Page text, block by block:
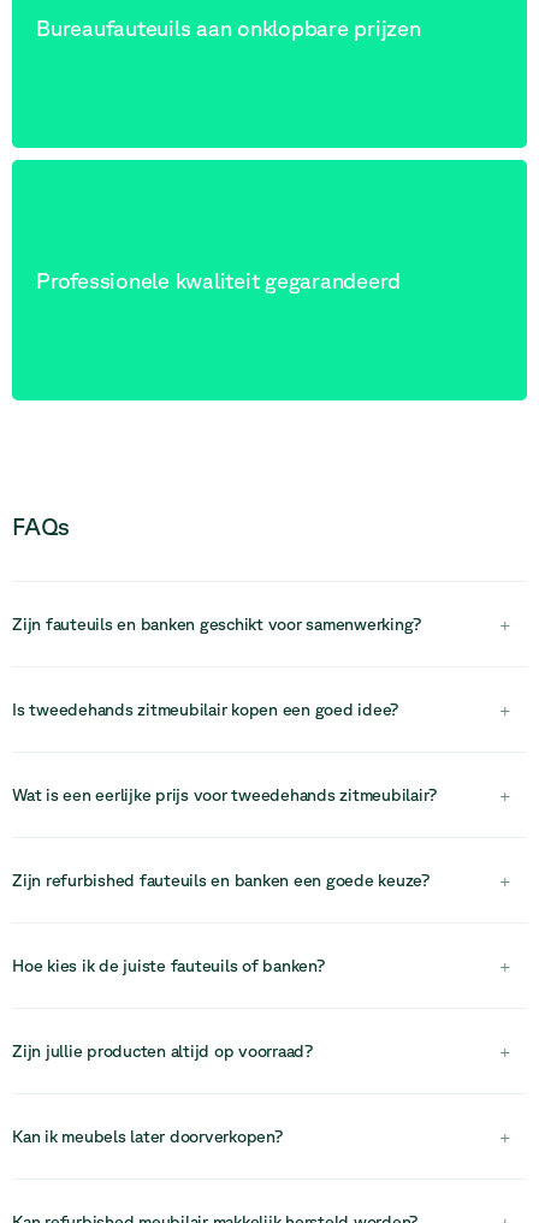
Bureaufauteuils aan onklopbare prijzen
Professionele kwaliteit gegarandeerd
FAQs
Zijn fauteuils en banken geschikt voor samenwerking? +
Ja, fauteuils en banken zijn uitstekend voor het creëren van
gesprekken, verbeteren het comfort en zorgen voor een meer
uitnodigende en flexibele werkomgeving.
Is tweedehands zitmeubilair kopen een goed idee? +
Ja, het kopen van tweedehands kantoormeubilair is een slimme
en draagt bij aan een duurzamere en circulaire economie.
Wat is een eerlijke prijs voor tweedehands zitmeubilair? +
Een eerlijke prijs hangt af van de staat, het merk en de kwaliteit.
aanzienlijke besparingen ten opzichte van nieuwe producten,
terwijl ze toch duurzaamheid en comfort bieden.
Zijn refurbished fauteuils en banken een goede keuze? +
Ja, refurbished zitmeubilair is een kostenefficiënte en duurzame
gestoffeerd en hersteld, waardoor hun levensduur wordt verlengd
en de milieubelasting wordt verminderd.
Hoe kies ik de juiste fauteuils of banken? +
De juiste keuze hangt af van de ruimte, het gebruik en het
voor wachtruimtes, samenwerking of ontspanning en kies
formaten, materialen en stijlen die passen bij je kantoorinrichting.
Zijn jullie producten altijd op voorraad? +
Onze voorraad is beperkt door het circulaire karakter van ons
opnieuw beschikbaar komt. Daarom raden we aan om snel te
handelen.
Kan ik meubels later doorverkopen? +
In veel gevallen kan meubilair worden doorverkocht, hergebruikt of